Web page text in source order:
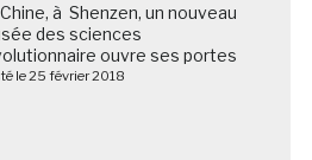
à Shenzen, un nouveau
des sciences
ouvre ses portes
le 25 février 2018